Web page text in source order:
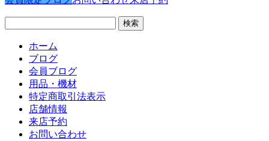
ホーム
ブログ
会員ブログ
用品・機材
特定商取引法表示
店舗情報
来店予約
お問い合わせ